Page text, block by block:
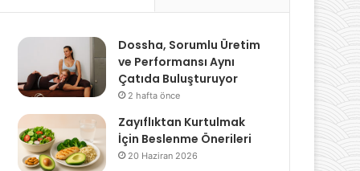
Dossha, Sorumlu Üretim
ve Performansı Aynı
Çatıda Buluşturuyor
2 hafta önce
Zayıflıktan Kurtulmak
İçin Beslenme Önerileri
20 Haziran 2026